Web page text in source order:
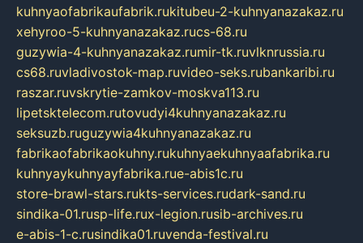
kuhnyaofabrikaufabrik.rukitubeu-2-kuhnyanazakaz.ru
xehyroo-5-kuhnyanazakaz.rucs-68.ru
guzywia-4-kuhnyanazakaz.rumir-tk.ruvlknrussia.ru
cs68.ruvladivostok-map.ruvideo-seks.rubankaribi.ru
raszar.ruvskrytie-zamkov-moskva113.ru
lipetsktelecom.rutovudyi4kuhnyanazakaz.ru
seksuzb.ruguzywia4kuhnyanazakaz.ru
fabrikaofabrikaokuhny.rukuhnyaekuhnyaafabrika.ru
kuhnyaykuhnyayfabrika.rue-abis1c.ru
store-brawl-stars.rukts-services.rudark-sand.ru
sindika-01.rusp-life.rux-legion.rusib-archives.ru
e-abis-1-c.rusindika01.ruvenda-festival.ru